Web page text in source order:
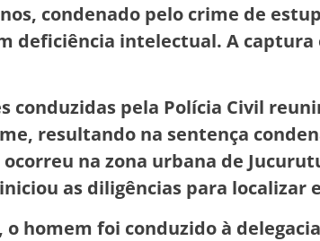
condenado pelo crime de
deficiência intelectual. A
conduzidas pela Polícia Civil
resultando na sentença
na zona urbana de
as diligências para localizar
o homem foi conduzido à